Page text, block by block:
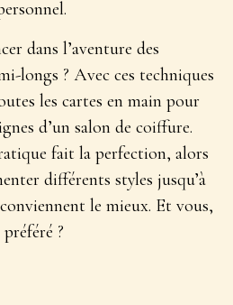
dans l’aventure des
longs ? Avec ces techniques
les cartes en main pour
d’un salon de coiffure.
fait la perfection, alors
différents styles jusqu’à
le mieux. Et vous,
?